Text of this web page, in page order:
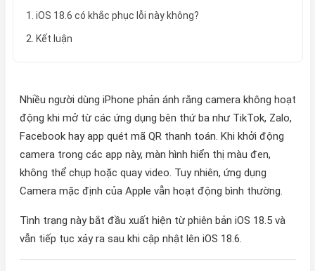
1. iOS 18.6 có khắc phục lỗi này không?
2. Kết luận
Nhiều người dùng iPhone phản ánh rằng camera không hoạt
động khi mở từ các ứng dụng bên thứ ba như TikTok, Zalo,
Facebook hay app quét mã QR thanh toán. Khi khởi động
camera trong các app này, màn hình hiển thị màu đen,
không thể chụp hoặc quay video. Tuy nhiên, ứng dụng
Camera mặc định của Apple vẫn hoạt động bình thường.
Tình trạng này bắt đầu xuất hiện từ phiên bản iOS 18.5 và
vẫn tiếp tục xảy ra sau khi cập nhật lên iOS 18.6.